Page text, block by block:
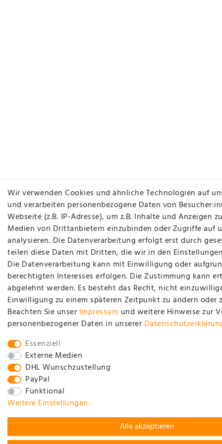
Wir verwenden Cookies und ähnliche Technologien auf
und verarbeiten personenbezogene Daten von
Webseite (z.B. IP-Adresse), um z.B. Inhalte und Anzeigen
Medien von Drittanbietern einzubinden oder Zugriffe auf
analysieren. Die Datenverarbeitung erfolgt erst durch
teilen diese Daten mit Dritten, die wir in den
Die Datenverarbeitung kann mit Einwilligung oder
berechtigten Interesses erfolgen. Die Zustimmung kann
abgelehnt werden. Es besteht das Recht, nicht
Einwilligung zu einem späteren Zeitpunkt zu ändern oder
Beachten Sie unser Impressum und weitere Hinweise zur
personenbezogener Daten in unserer
Essenziell
Externe Medien
DHL Wunschzustellung
PayPal
Funktional
Weitere Einstellungen
Alle akzeptieren